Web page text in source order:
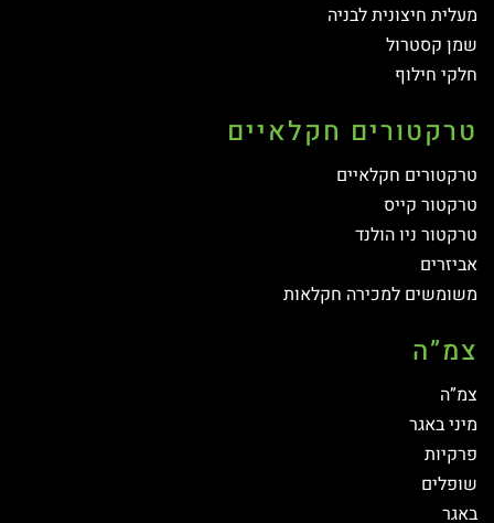
מעלית חיצונית לבניה
שמן קסטרול
חלקי חילוף
טרקטורים חקלאיים
טרקטורים חקלאיים
טרקטור קייס
טרקטור ניו הולנד
אביזרים
משומשים למכירה חקלאות
צמ”ה
צמ”ה
מיני באגר
פרקיות
שופלים
באגר